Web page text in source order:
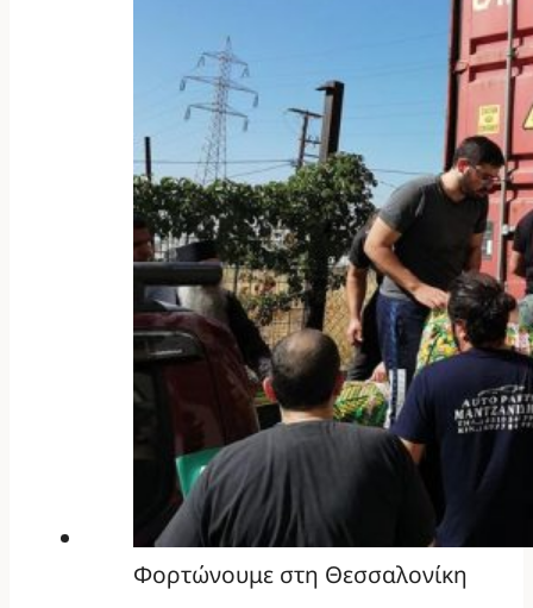
Φορτώνουμε στη Θεσσαλονίκη